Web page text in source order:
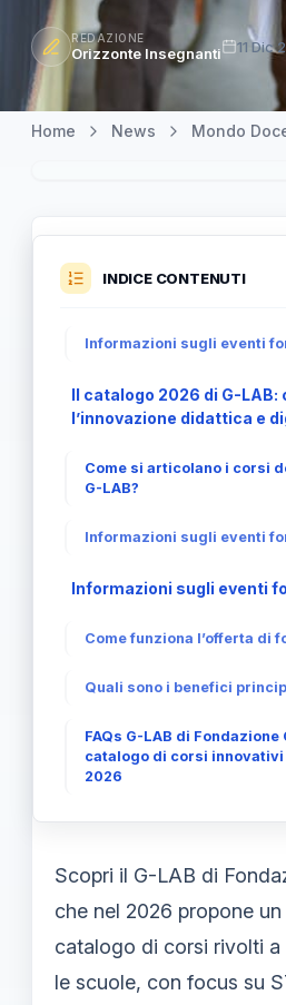
REDAZIONE
Orizzonte Insegnanti 11 Dic
Home News Mondo
INDICE CONTENUTI
Informazioni sugli eventi
Il catalogo 2026 di G-LAB:
l’innovazione didattica e
Come si articolano i corsi
G-LAB?
Informazioni sugli eventi
Informazioni sugli eventi
Come funziona l’offerta di
Quali sono i benefici
FAQs G-LAB di
catalogo di corsi
2026
Scopri il G-LAB di
che nel 2026 propone
catalogo di corsi rivolti
le scuole, con focus su